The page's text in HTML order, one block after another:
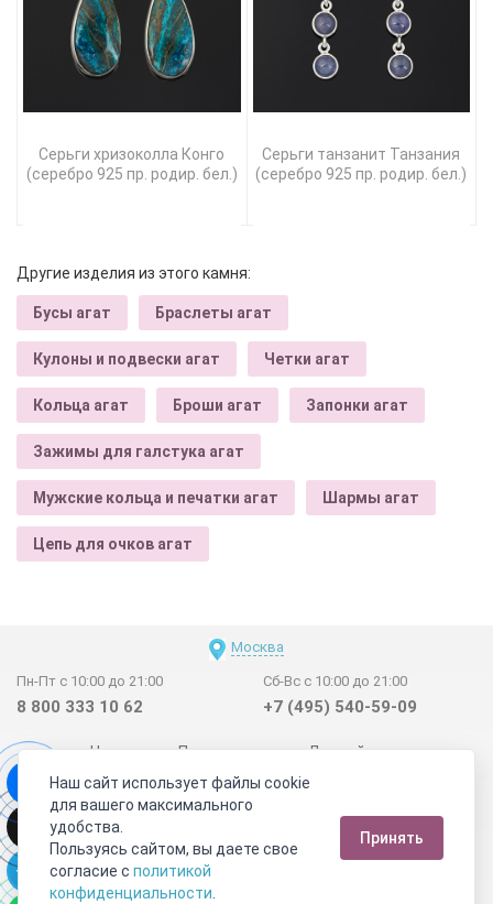
Серьги хризоколла Конго
(серебро 925 пр. родир. бел.)
Серьги танзанит Танзания
(серебро 925 пр. родир. бел.)
Другие изделия из этого камня:
Бусы агат Браслеты агат
Кулоны и подвески агат Четки агат
Кольца агат Броши агат Запонки агат
Зажимы для галстука агат
Мужские кольца и печатки агат Шармы агат
Цепь для очков агат
Москва
Пн-Пт с 10:00 до 21:00
8 800 333 10 62
Сб-Вс с 10:00 до 21:00
+7 (495) 540-59-09
Новинки Поставщикам
Личный счет
Договор-оферта
О нас
Наши магазины
Отзывы покупателей
Сертификаты
Статьи
Обратная связь
Видео о камнях СОУТ
Телеграм
Max
Наш сайт использует файлы cookie
для вашего максимального
удобства.
Пользуясь сайтом, вы даете свое
согласие с политикой
конфиденциальности
Принять